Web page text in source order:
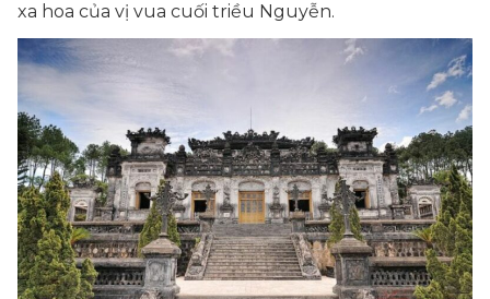
xa hoa của vị vua cuối triều Nguyễn.